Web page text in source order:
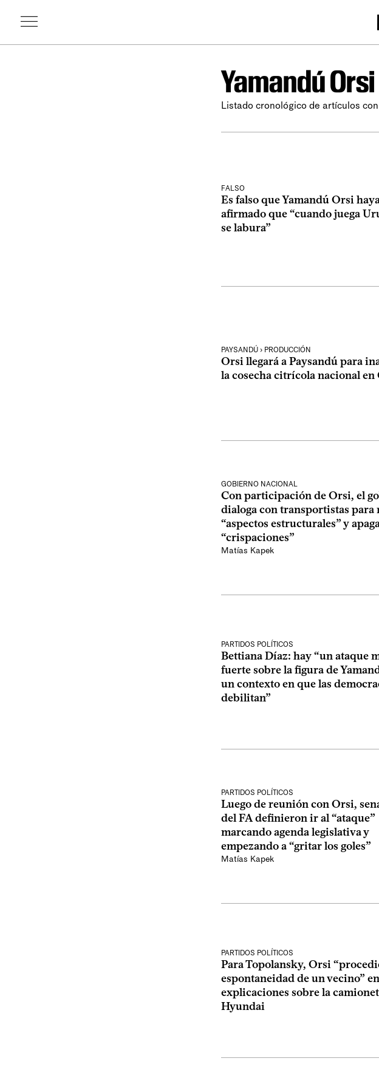
Yamandú Orsi
Listado cronológico de artículos
FALSO
Es falso que Yamandú Orsi
afirmado que “cuando juega
se labura”
PAYSANDÚ › PRODUCCIÓN
Orsi llegará a Paysandú para
la cosecha citrícola nacional en
GOBIERNO NACIONAL
Con participación de Orsi, el
dialoga con transportistas para
“aspectos estructurales” y
“crispaciones”
Matías Kapek
PARTIDOS POLÍTICOS
Bettiana Díaz: hay “un ataque
fuerte sobre la figura de
un contexto en que las
debilitan”
PARTIDOS POLÍTICOS
Luego de reunión con Orsi,
del FA definieron ir al “ataque”
marcando agenda legislativa y
empezando a “gritar los goles”
Matías Kapek
PARTIDOS POLÍTICOS
Para Topolansky, Orsi
espontaneidad de un vecino”
explicaciones sobre la
Hyundai